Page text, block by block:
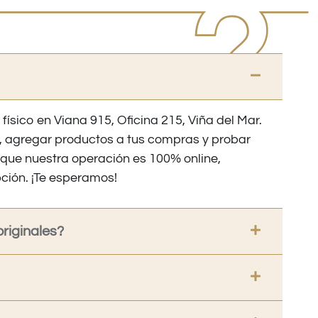
en Viana 915, Oficina 215, Viña del Mar.
agregar productos a tus compras y probar
nuestra operación es 100% online,
¡Te esperamos!